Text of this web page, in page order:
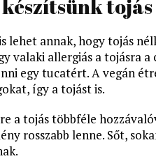
lehet annak, hogy tojás
valaki allergiás a tojásra a
egy tucatért. A vegán
így a tojást is.
a tojás többféle
rosszabb lenne. Sőt,